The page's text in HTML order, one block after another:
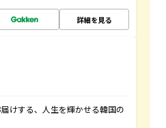
詳細を見る
けする、人生を輝かせる韓国の